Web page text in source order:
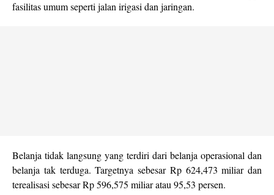
fasilitas umum seperti jalan irigasi dan jaringan.
Belanja tidak langsung yang terdiri dari belanja operasional dan
belanja tak terduga. Targetnya sebesar Rp 624,473 miliar dan
terealisasi sebesar Rp 596,575 miliar atau 95,53 persen.